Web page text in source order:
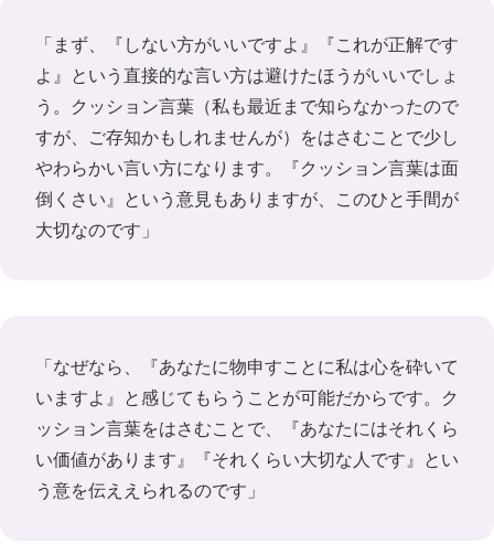
「まず、『しない方がいいですよ』『これが正解です
よ』という直接的な言い方は避けたほうがいいでしょ
う。クッション言葉（私も最近まで知らなかったので
すが、ご存知かもしれませんが）をはさむことで少し
やわらかい言い方になります。『クッション言葉は面
倒くさい』という意見もありますが、このひと手間が
大切なのです」
「なぜなら、『あなたに物申すことに私は心を砕いて
いますよ』と感じてもらうことが可能だからです。ク
ッション言葉をはさむことで、『あなたにはそれくら
い価値があります』『それくらい大切な人です』とい
う意を伝ええられるのです」